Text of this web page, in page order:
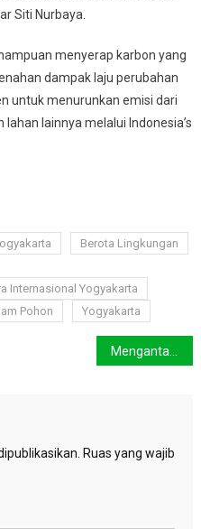
Siti Nurbaya.
menyerap karbon yang
dampak laju perubahan
untuk menurunkan emisi dari
lainnya melalui Indonesia’s
Berota Lingkungan
Internasional Yogyakarta
Pohon Yogyakarta
Ruas yang wajib